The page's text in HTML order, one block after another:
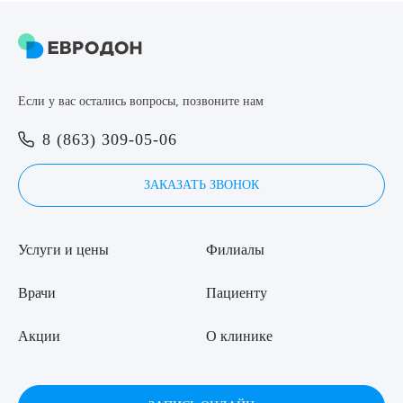
Если у вас остались вопросы, позвоните нам
8 (863) 309-05-06
ЗАКАЗАТЬ ЗВОНОК
Услуги и цены
Врачи
Акции
Филиалы
Пациенту
О клинике